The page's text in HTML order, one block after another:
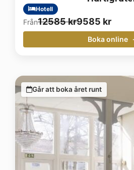
Hotell
Från12585kr
Det
ursprungliga
priset
12585 kr.
9585 kr
Det
nuvarande
priset
9585 kr.
Boka online
Går att boka året runt